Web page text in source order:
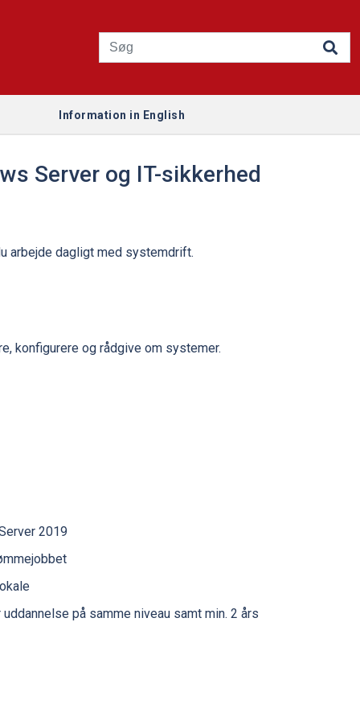
Information in English
Server og IT-sikkerhed
arbejde dagligt med systemdrift.
konfigurere og rådgive om systemer.
2019
på samme niveau samt min. 2 års